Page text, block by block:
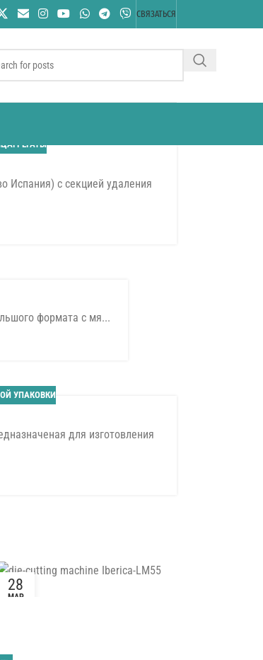
СВЯЗАТЬСЯ
Испания) с секцией удаления
формата с мя...
УПАКОВКИ
для изготовления
28
МАР